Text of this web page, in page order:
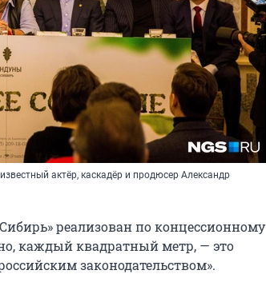
актёр, каскадёр и продюсер Александр
реализован по концессионному
каждый квадратный метр, — это
законодательством».